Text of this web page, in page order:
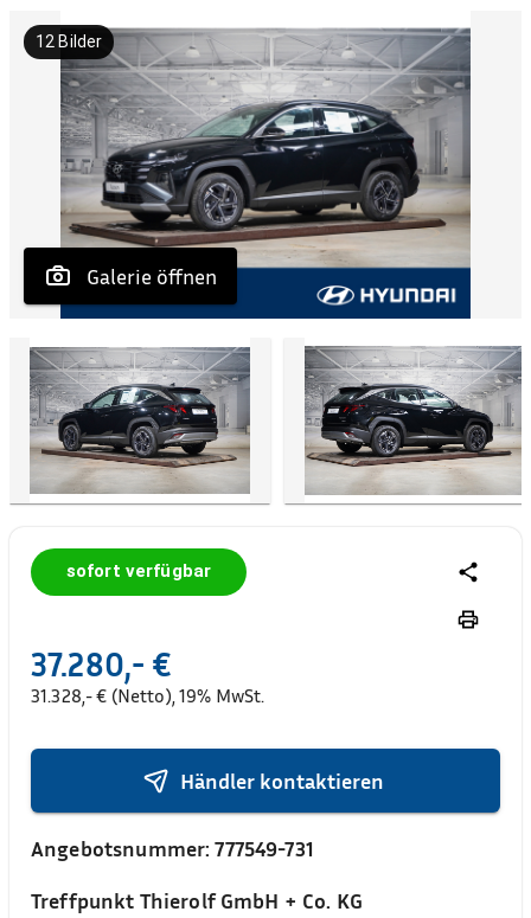
Galerie öffnen
12 Bilder
sofort verfügbar
37.280,- €
31.328,- € (Netto), 19% MwSt.
Händler kontaktieren
Angebotsnummer:777549-731
Treffpunkt Thierolf GmbH + Co. KG